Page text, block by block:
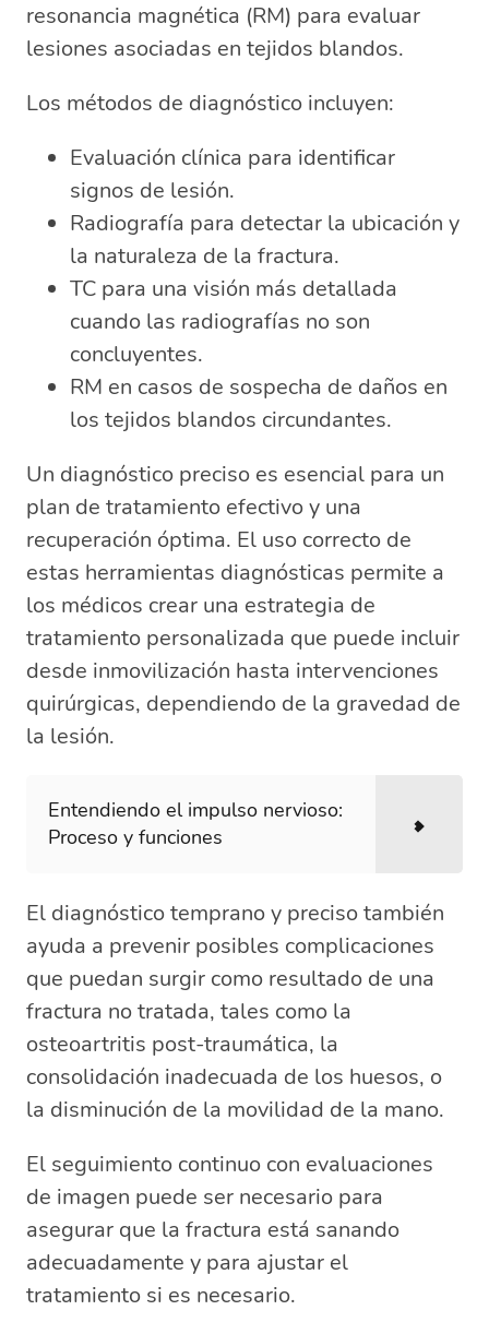
resonancia magnética (RM) para evaluar
lesiones asociadas en tejidos blandos.
Los métodos de diagnóstico incluyen:
Evaluación clínica para identificar
signos de lesión.
Radiografía para detectar la ubicación y
la naturaleza de la fractura.
TC para una visión más detallada
cuando las radiografías no son
concluyentes.
RM en casos de sospecha de daños en
los tejidos blandos circundantes.
Un diagnóstico preciso es esencial para un
plan de tratamiento efectivo y una
recuperación óptima. El uso correcto de
estas herramientas diagnósticas permite a
los médicos crear una estrategia de
tratamiento personalizada que puede incluir
desde inmovilización hasta intervenciones
quirúrgicas, dependiendo de la gravedad de
la lesión.
Entendiendo el impulso nervioso:
Proceso y funciones
El diagnóstico temprano y preciso también
ayuda a prevenir posibles complicaciones
que puedan surgir como resultado de una
fractura no tratada, tales como la
osteoartritis post-traumática, la
consolidación inadecuada de los huesos, o
la disminución de la movilidad de la mano.
El seguimiento continuo con evaluaciones
de imagen puede ser necesario para
asegurar que la fractura está sanando
adecuadamente y para ajustar el
tratamiento si es necesario.